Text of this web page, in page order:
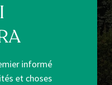
informé
et choses